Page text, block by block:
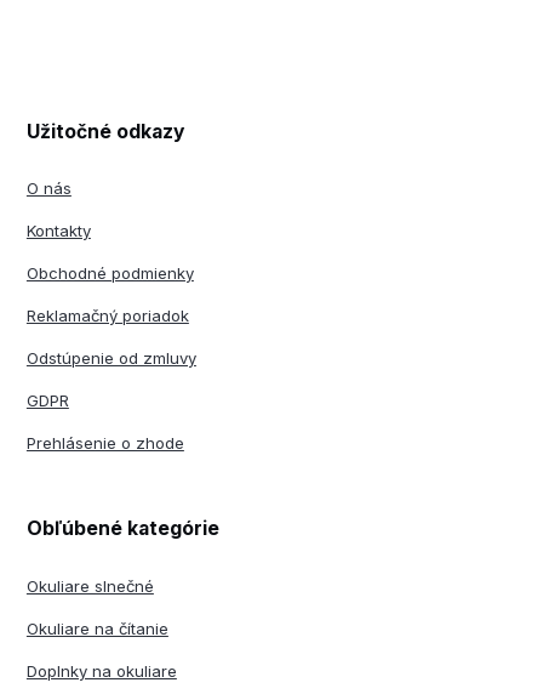
Užitočné odkazy
O nás
Kontakty
Obchodné podmienky
Reklamačný poriadok
Odstúpenie od zmluvy
GDPR
Prehlásenie o zhode
Obľúbené kategórie
Okuliare slnečné
Okuliare na čítanie
Doplnky na okuliare